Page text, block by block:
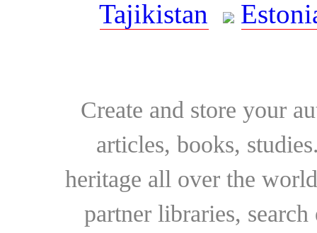
Tajikistan
Create and store your
articles, books,
heritage all over the
partner libraries,